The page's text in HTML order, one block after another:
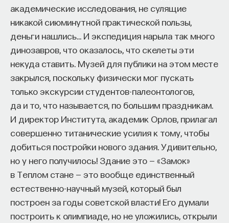
академические исследования, не сулящие
никакой сиюминутной практической пользы,
деньги нашлись… И экспедиция нарыла так много
динозавров, что оказалось, что скелеты эти
некуда ставить. Музей для публики на этом месте
закрылся, поскольку физически мог пускать
только экскурсии студентов-палеонтологов,
да и то, что называется, по большим праздникам.
И директор Института, академик Орлов, прилагал
совершенно титанические усилия к тому, чтобы
добиться постройки нового здания. Удивительно,
но у него получилось! Здание это — «Замок»
в Теплом стане — это вообще единственный
естественно-научный музей, который был
построен за годы советской власти! Его думали
построить к олимпиаде, но не уложились, открыли